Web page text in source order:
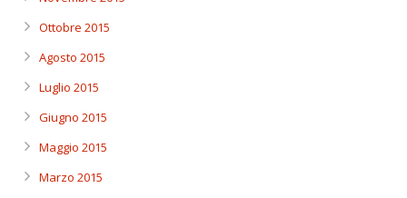
Ottobre 2015
Agosto 2015
Luglio 2015
Giugno 2015
Maggio 2015
Marzo 2015